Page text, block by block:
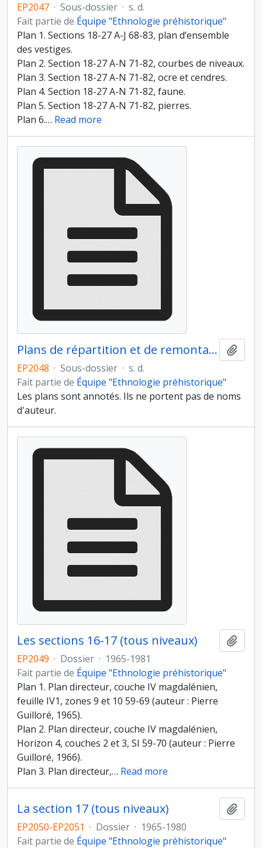
EP2047 · Sous-dossier · s. d.
Fait partie de Équipe "Ethnologie préhistorique"
Plan 1. Sections 18-27 A-J 68-83, plan d’ensemble
des vestiges.
Plan 2. Section 18-27 A-N 71-82, courbes de niveaux.
Plan 3. Section 18-27 A-N 71-82, ocre et cendres.
Plan 4. Section 18-27 A-N 71-82, faune.
Plan 5. Section 18-27 A-N 71-82, pierres.
Plan 6.… Read more
Plans de répartition et de remontages des restes fauniques par types
EP2048 · Sous-dossier · s. d.
Fait partie de Équipe "Ethnologie préhistorique"
Les plans sont annotés. Ils ne portent pas de noms
d'auteur.
Les sections 16-17 (tous niveaux)
EP2049 · Dossier · 1965-1981
Fait partie de Équipe "Ethnologie préhistorique"
Plan 1. Plan directeur, couche IV magdalénien,
feuille IV1, zones 9 et 10 59-69 (auteur : Pierre
Guilloré, 1965).
Plan 2. Plan directeur, couche IV magdalénien,
Horizon 4, couches 2 et 3, SI 59-70 (auteur : Pierre
Guilloré, 1966).
Plan 3. Plan directeur,… Read more
La section 17 (tous niveaux)
EP2050-EP2051 · Dossier · 1965-1980
Fait partie de Équipe "Ethnologie préhistorique"